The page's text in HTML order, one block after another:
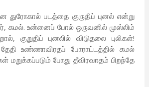
துரோகால் படத்தை குருதிப் புனல் என்று
கமல். உன்னைப் போல் ஒருவனில் முஸ்லிம்
குறுதிப் புனலில் விடுதலை புலிகள்!
உண்ணாவிரதப் போராட்டத்தில் கமல்
மறுக்கப்படும் போது தீவிரவாதம் பிறந்தே